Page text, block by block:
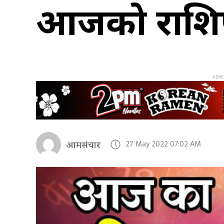
आजको
आमसंचार 27 May 2022 07:02 AM